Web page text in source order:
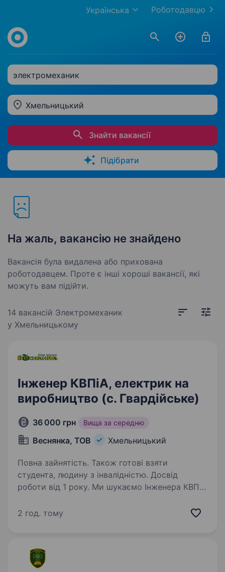
Роботодавцю
Українська
электромеханик
Хмельницький
Знайти вакансії
Підібрати
На жаль, вакансію не знайдено
Вакансія була видалена або прихована
роботодавцем. Проте є інші хороші вакансії, які
можуть вам підійти.
14 вакансій Электромеханик
у Хмельницькому
Інженер КВПіА, електрик на
виробництво (с. Гвардійське)
36 000 грн Вища за середню
Веснянка, ТОВ Хмельницький
Повна зайнятість. Також готові взяти
студента, людину з інвалідністю. Досвід
роботи від 1 року. Ми шукаємо Інженера КВПіА
металопластикових конструкцій . для
знаходиться в с.Гвардійське, Хмельницького
району,…
2 год. тому